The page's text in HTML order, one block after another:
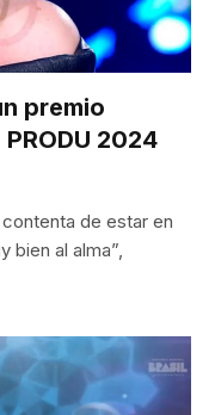
premio
2024
de estar en
bien al alma”,